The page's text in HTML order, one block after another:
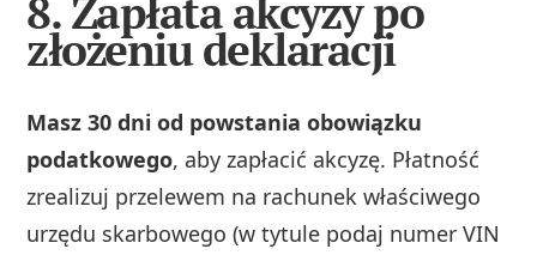
8. Zapłata akcyzy po
złożeniu deklaracji
Masz 30 dni od powstania obowiązku
podatkowego, aby zapłacić akcyzę. Płatność
zrealizuj przelewem na rachunek właściwego
urzędu skarbowego (w tytule podaj numer VIN